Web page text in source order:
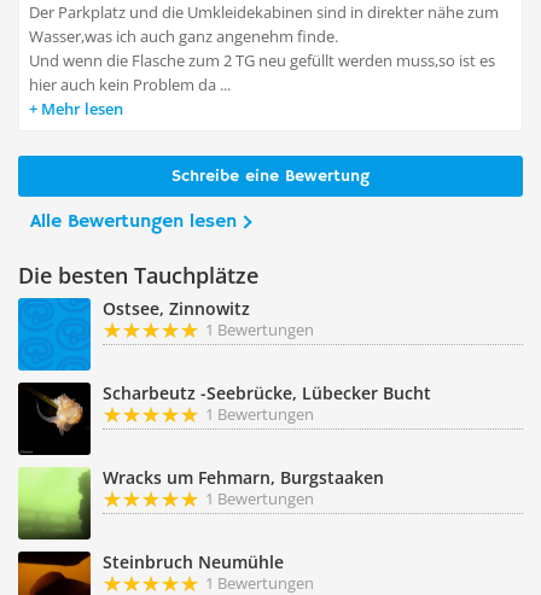
Der Parkplatz und die Umkleidekabinen sind in direkter nähe zum
Wasser,was ich auch ganz angenehm finde.
Und wenn die Flasche zum 2 TG neu gefüllt werden muss,so ist es
hier auch kein Problem da ...
Mehr lesen
Schreibe eine Bewertung
Alle Bewertungen lesen
Die besten Tauchplätze
Ostsee, Zinnowitz
1 Bewertungen
Scharbeutz -Seebrücke, Lübecker Bucht
1 Bewertungen
Wracks um Fehmarn, Burgstaaken
1 Bewertungen
Steinbruch Neumühle
1 Bewertungen